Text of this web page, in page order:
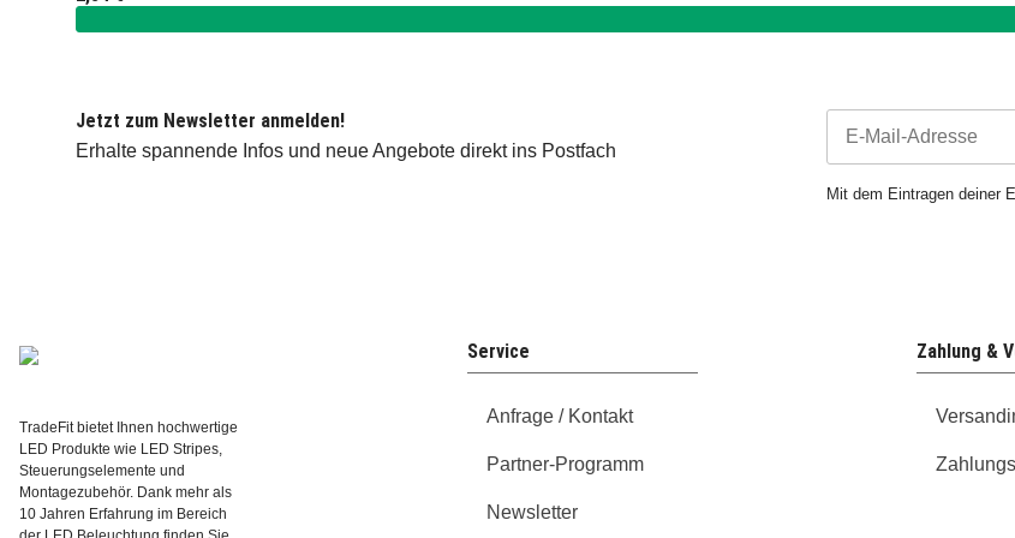
Jetzt zum Newsletter anmelden!
Erhalte spannende Infos und neue Angebote direkt ins Postfach
Mit dem Eintragen deiner
TradeFit bietet Ihnen hochwertige
LED Produkte wie LED Stripes,
Steuerungselemente und
Montagezubehör. Dank mehr als
10 Jahren Erfahrung im Bereich
Service
Anfrage / Kontakt
Partner-Programm
Newsletter
Zahlung &